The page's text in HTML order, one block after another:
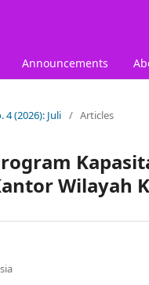
Announcements
4 (2026): Juli / Articles
Wilayah